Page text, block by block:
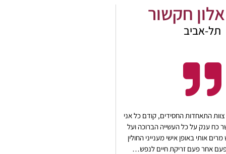
חקשור
תל-אביב
התאחדות החסידים, קודם כל אני
כח ענק על כל העשייה הברוכה ועל
אותי באופן אישי מענייני החולין
פעם אחר פעם זריקת חיים לנפש…